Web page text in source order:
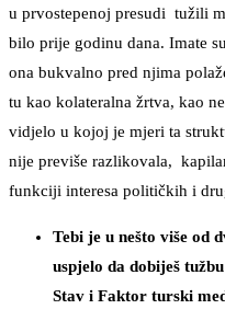
u prvostepenoj presudi tužili
bilo prije godinu dana. Imate
ona bukvalno pred njima
tu kao kolateralna žrtva, kao
vidjelo u kojoj je mjeri ta
nije previše razlikovala,
funkciji interesa političkih i
Tebi je u nešto više od
uspjelo da dobiješ
Stav i Faktor turski